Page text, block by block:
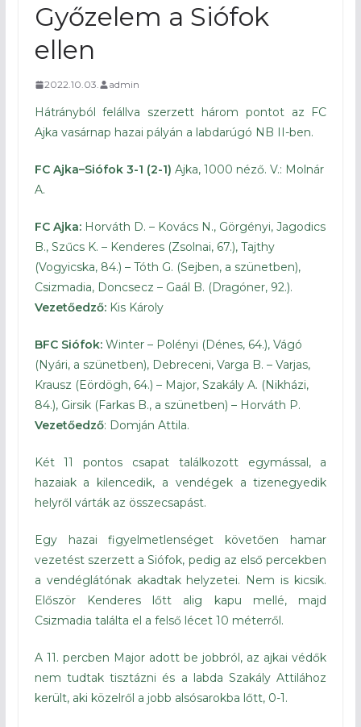
Győzelem a Siófok
ellen
2022.10.03. admin
Hátrányból felállva szerzett három pontot az FC
Ajka vasárnap hazai pályán a labdarúgó NB II-ben.
FC Ajka–Siófok 3-1 (2-1) Ajka, 1000 néző. V.: Molnár
A.
FC Ajka:Horváth D. – Kovács N., Görgényi, Jagodics
B., Szűcs K. – Kenderes (Zsolnai, 67.), Tajthy
(Vogyicska, 84.) – Tóth G. (Sejben, a szünetben),
Csizmadia, Doncsecz – Gaál B. (Dragóner, 92.).
Vezetőedző:Kis Károly
BFC Siófok:Winter – Polényi (Dénes, 64.), Vágó
(Nyári, a szünetben), Debreceni, Varga B. – Varjas,
Krausz (Eördögh, 64.) – Major, Szakály A. (Nikházi,
84.), Girsik (Farkas B., a szünetben) – Horváth P.
Vezetőedző: Domján Attila.
Két 11 pontos csapat találkozott egymással, a
hazaiak a kilencedik, a vendégek a tizenegyedik
helyről várták az összecsapást.
Egy hazai figyelmetlenséget követően hamar
vezetést szerzett a Siófok, pedig az első percekben
a vendéglátónak akadtak helyzetei. Nem is kicsik.
Először Kenderes lőtt alig kapu mellé, majd
Csizmadia találta el a felső lécet 10 méterről.
A 11. percben Major adott be jobbról, az ajkai védők
nem tudtak tisztázni és a labda Szakály Attilához
került, aki közelről a jobb alsósarokba lőtt, 0-1.